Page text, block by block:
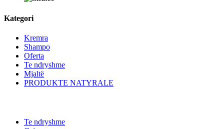
Kategori
Kremra
Shampo
Oferta
Te ndryshme
Mjaltë
PRODUKTE NATYRALE
Te ndryshme